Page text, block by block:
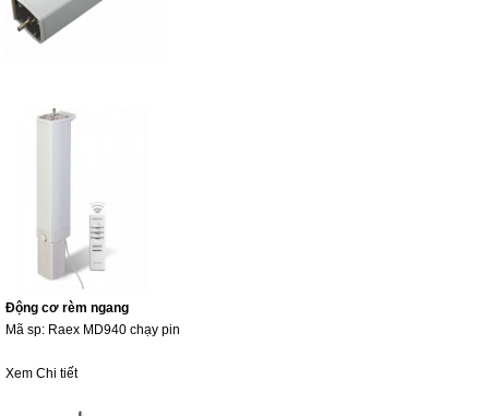
Động cơ rèm ngang
Mã sp: Raex MD940 chạy pin
Xem Chi tiết